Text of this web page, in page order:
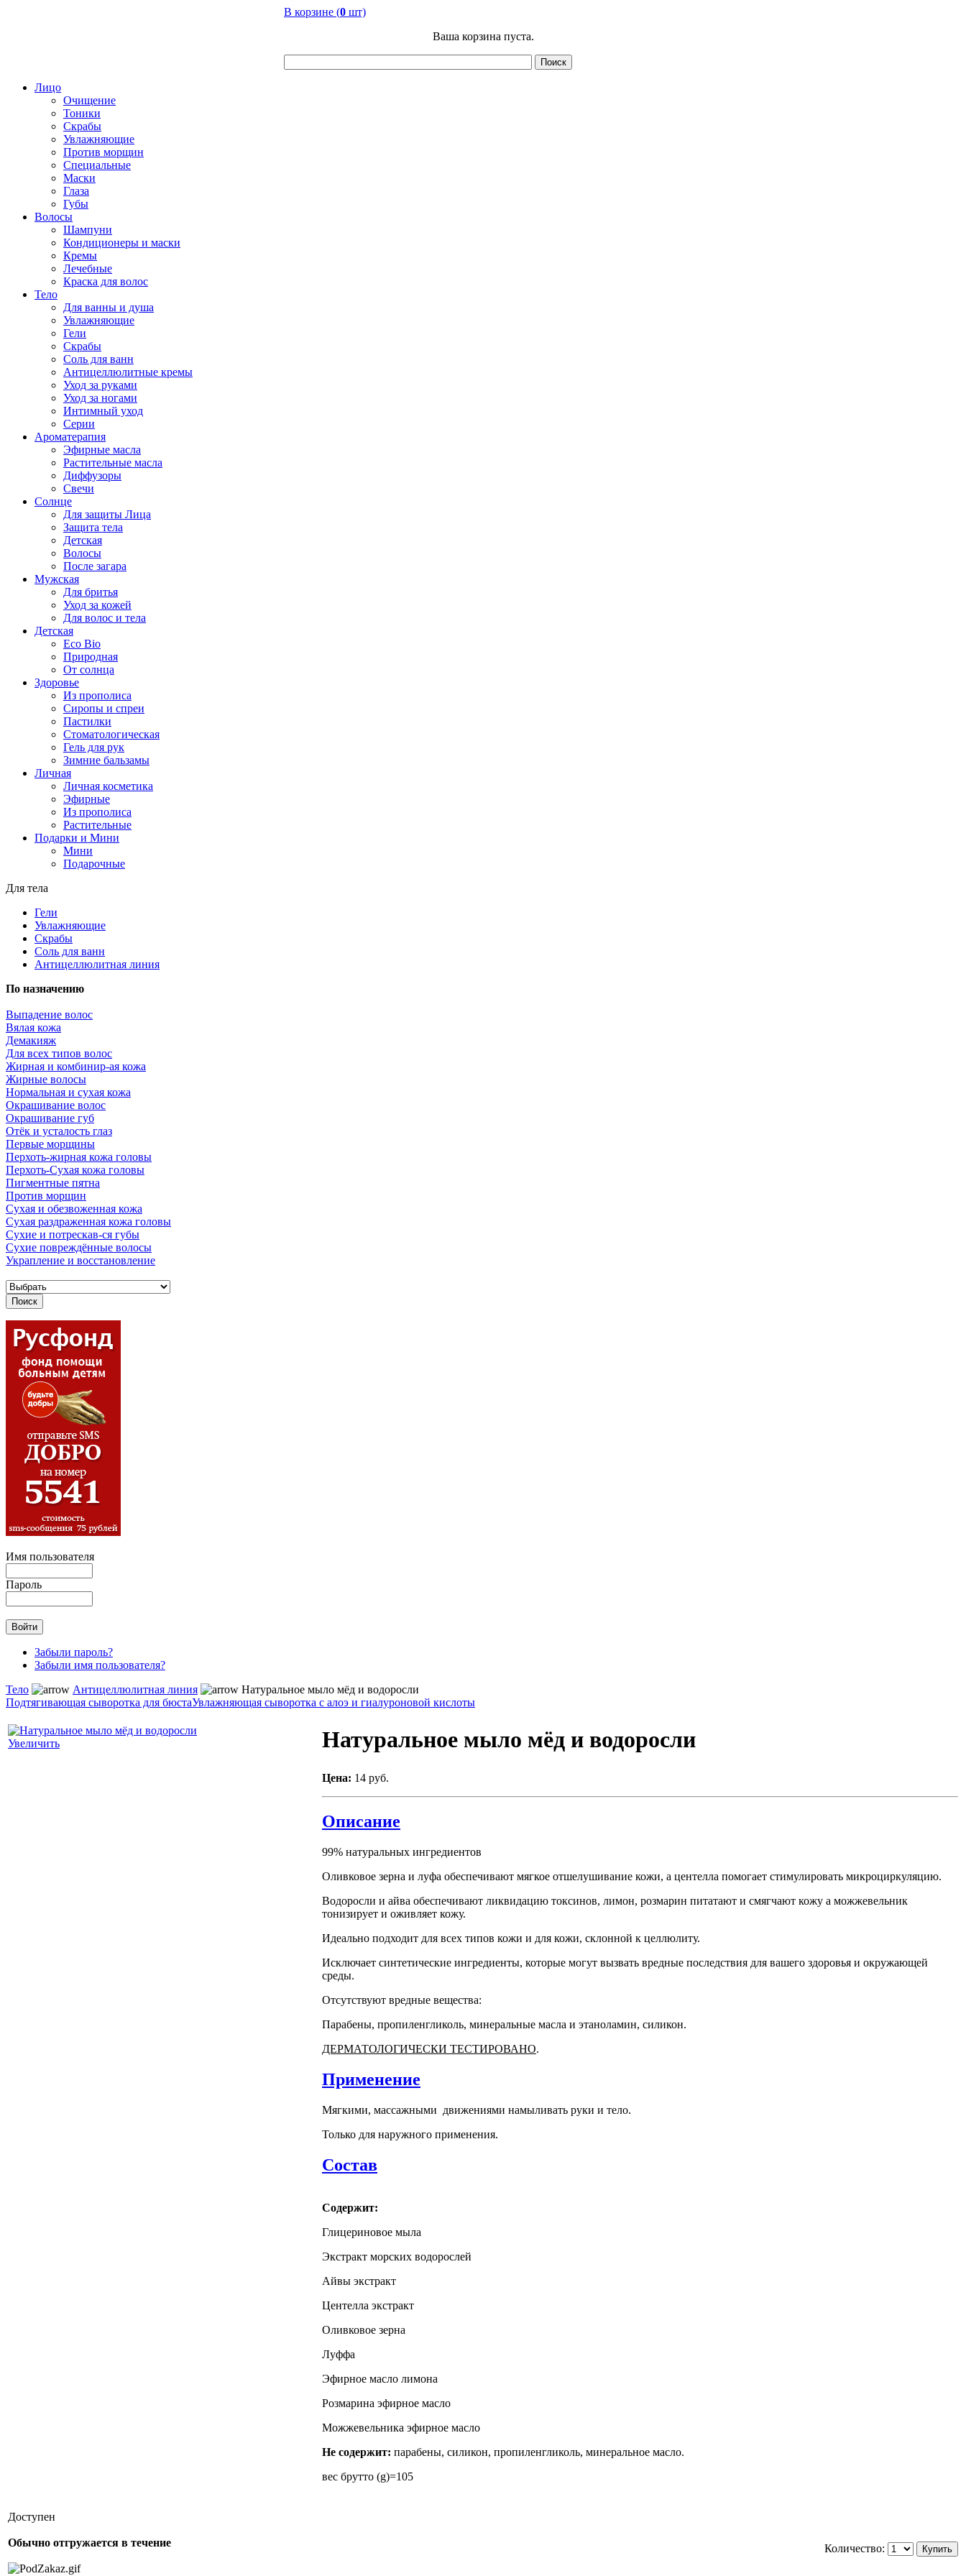
В корзине (0 шт)
Ваша корзина пуста.
Лицо
Очищение
Тоники
Скрабы
Увлажняющие
Против морщин
Специальные
Маски
Глаза
Губы
Волосы
Шампуни
Кондиционеры и маски
Кремы
Лечебные
Краска для волос
Тело
Для ванны и душа
Увлажняющие
Гели
Скрабы
Соль для ванн
Антицеллюлитные кремы
Уход за руками
Уход за ногами
Интимный уход
Серии
Ароматерапия
Эфирные масла
Растительные масла
Диффузоры
Свечи
Солнце
Для защиты Лица
Защита тела
Детская
Волосы
После загара
Мужская
Для бритья
Уход за кожей
Для волос и тела
Детская
Eco Bio
Природная
От солнца
Здоровье
Из прополиса
Сиропы и спреи
Пастилки
Стоматологическая
Гель для рук
Зимние бальзамы
Личная
Личная косметика
Эфирные
Из прополиса
Растительные
Подарки и Мини
Мини
Подарочные
Для тела
Гели
Увлажняющие
Скрабы
Соль для ванн
Антицеллюлитная линия
По назначению
Выпадение волос
Вялая кожа
Демакияж
Для всех типов волос
Жирная и комбинир-ая кожа
Жирные волосы
Нормальная и сухая кожа
Окрашивание волос
Окрашивание губ
Отёк и усталость глаз
Первые морщины
Перхоть-жирная кожа головы
Перхоть-Сухая кожа головы
Пигментные пятна
Против морщин
Сухая и обезвоженная кожа
Сухая раздраженная кожа головы
Сухие и потрескав-ся губы
Сухие повреждённые волосы
Украпление и восстановление
Имя пользователя
Пароль
Забыли пароль?
Забыли имя пользователя?
Тело
Антицеллюлитная линия
Натуральное мыло мёд и водоросли
Подтягивающая сыворотка для бюстаУвлажняющая сыворотка с алоэ и гиалуроновой кислоты
Увеличить Натуральное мыло мёд и водоросли
Цена: 14 руб.
Описание
99% натуральных ингредиентов
Оливковое зерна и луфа обеспечивают мягкое отшелушивание кожи, а центелла помогает стимулировать микроциркуляцию.
Водоросли и айва обеспечивают ликвидацию токсинов, лимон, розмарин питатают и смягчают кожу а можжевельник
тонизирует и оживляет кожу.
Идеально подходит для всех типов кожи и для кожи, склонной к целлюлиту.
Исключает синтетические ингредиенты, которые могут вызвать вредные последствия для вашего здоровья и окружающей
среды.
Отсутствуют вредные вещества:
Парабены, пропиленгликоль, минеральные масла и этаноламин, силикон.
ДЕРМАТОЛОГИЧЕСКИ ТЕСТИРОВАНО.
Применение
Мягкими, массажными движениями намыливать руки и тело.
Только для наружного применения.
Состав
Содержит:
Глицериновое мыла
Экстракт морских водорослей
Айвы экстракт
Центелла экстракт
Оливковое зерна
Луффа
Эфирное масло лимона
Розмарина эфирное масло
Можжевельника эфирное масло
Не содержит: парабены, силикон, пропиленгликоль, минеральное масло.
вес брутто (g)=105
Доступен
Обычно отгружается в течение Количество: